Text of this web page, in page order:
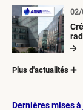
02/
Plus d'actualités
Dernières mises